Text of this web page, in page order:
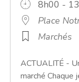
8h00 -
Place
Marchés
ACTUALITÉ -
marché Chaque